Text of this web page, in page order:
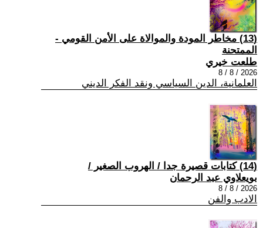
(13) مخاطر المودة والموالاة على الأمن القومي -
الممتحنة
طلعت خيري
2026 / 8 / 8
العلمانية، الدين السياسي ونقد الفكر الديني
(14) كتابات قصيرة جدا / الهروب الصغير /
بويعلاوي عبد الرحمان
2026 / 8 / 8
الادب والفن